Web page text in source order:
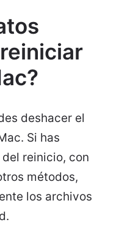
deshacer el
Si has
reinicio, con
métodos,
los archivos